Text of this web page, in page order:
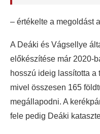
– értékelte a megoldást
A Deáki és Vágsellye
előkészítése már 2020-
hosszú ideig lassította
mivel összesen 165
megállapodni. A
fele pedig Deáki